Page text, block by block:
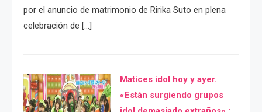
por el anuncio de matrimonio de Ririka Suto en plena
celebración de […]
Matices idol hoy y ayer.
«Están surgiendo grupos